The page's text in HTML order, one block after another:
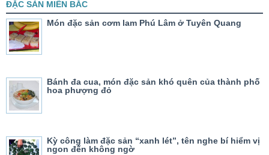
ĐẶC SẢN MIỀN BẮC
Món đặc sản cơm lam Phú Lâm ở Tuyên Quang
Bánh đa cua, món đặc sản khó quên của thành phố
hoa phượng đỏ
Kỳ công làm đặc sản “xanh lét”, tên nghe bí hiểm vị
ngon đến không ngờ